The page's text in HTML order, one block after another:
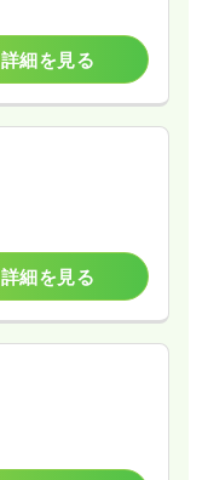
詳細を見る
詳細を見る